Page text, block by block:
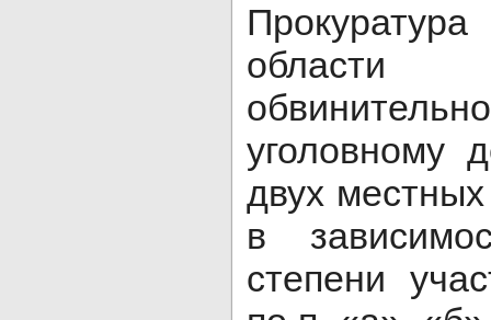
уголовному
двух
в
степени